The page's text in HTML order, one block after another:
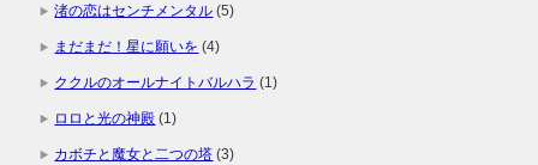
渚の恋はセンチメンタル (5)
まだまだ！星に願いを (4)
ククルのオールナイトバルハラ (1)
ロロと光の神殿 (1)
カボチと魔女と二つの塔 (3)